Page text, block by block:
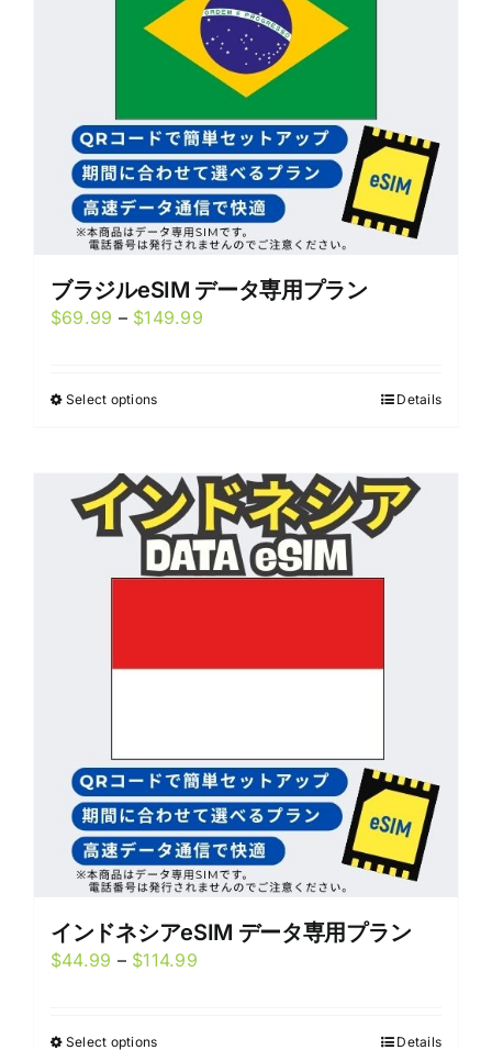
chosen
on
product
page
ブラジルeSIM データ専用プラン
$69.99 – $149.99Price
Select optionsThis
multiple
variants.
The
options
chosen
product
page
Details
インドネシアeSIM データ専用プラン
$44.99 – $114.99Price
Select options Details